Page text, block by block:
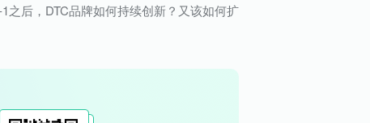
后，DTC品牌如何持续创新？又该如何扩